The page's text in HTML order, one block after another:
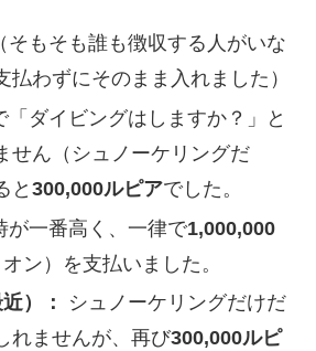
そもそも誰も徴収する人がいな
払わずにそのまま入れました）
「ダイビングはしますか？」と
せん（シュノーケリングだ
と 300,000ルピアでした。
が一番高く、一律で1,000,000
ン）を支払いました。
）：
シュノーケリングだけだ
れませんが、再び300,000ルピ